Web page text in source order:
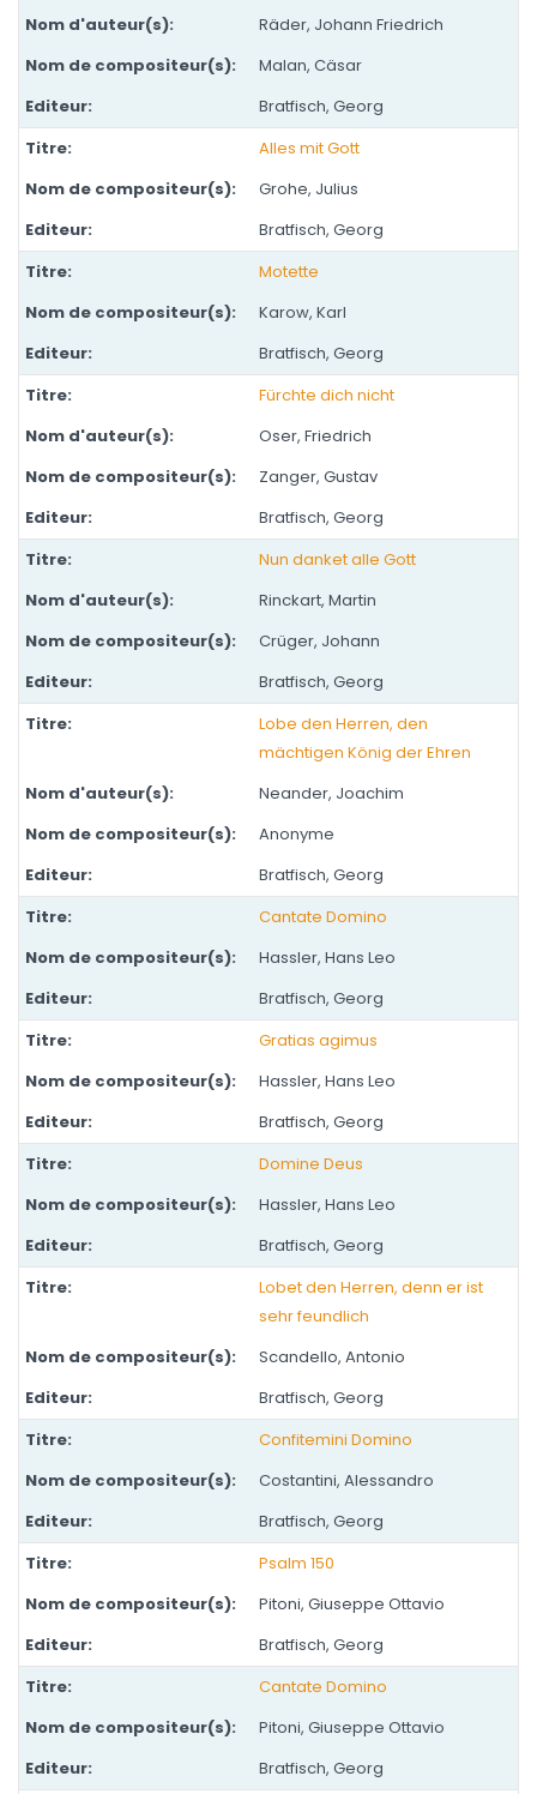
Räder, Johann Friedrich
Malan, Cäsar
Bratfisch, Georg
Alles mit Gott
Grohe, Julius
Bratfisch, Georg
Motette
Karow, Karl
Bratfisch, Georg
Fürchte dich nicht
Oser, Friedrich
Zanger, Gustav
Bratfisch, Georg
Nun danket alle Gott
Rinckart, Martin
Crüger, Johann
Bratfisch, Georg
Lobe den Herren, den
mächtigen König der Ehren
Neander, Joachim
Anonyme
Bratfisch, Georg
Cantate Domino
Hassler, Hans Leo
Bratfisch, Georg
Gratias agimus
Hassler, Hans Leo
Bratfisch, Georg
Domine Deus
Hassler, Hans Leo
Bratfisch, Georg
Lobet den Herren, denn er ist
sehr feundlich
Scandello, Antonio
Bratfisch, Georg
Confitemini Domino
Costantini, Alessandro
Bratfisch, Georg
Psalm 150
Pitoni, Giuseppe Ottavio
Bratfisch, Georg
Cantate Domino
Pitoni, Giuseppe Ottavio
Bratfisch, Georg